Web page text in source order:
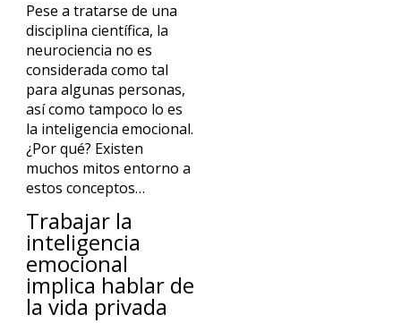
Pese a tratarse de una
disciplina científica, la
neurociencia no es
considerada como tal
para algunas personas,
así como tampoco lo es
la inteligencia emocional.
¿Por qué? Existen
muchos mitos entorno a
estos conceptos…
Trabajar la
inteligencia
emocional
implica hablar de
la vida privada